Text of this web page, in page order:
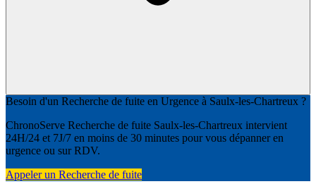
Besoin d'un Recherche de fuite en Urgence à Saulx-les-Chartreux ?
ChronoServe Recherche de fuite Saulx-les-Chartreux intervient
24H/24 et 7J/7 en moins de 30 minutes pour vous dépanner en
urgence ou sur RDV.
Appeler un Recherche de fuite